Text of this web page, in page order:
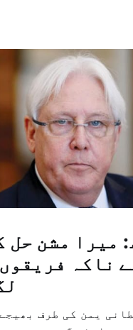
میرا مشن حل
ناکہ
یمن کی طرف